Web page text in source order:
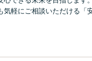
気軽にご相談いただける「